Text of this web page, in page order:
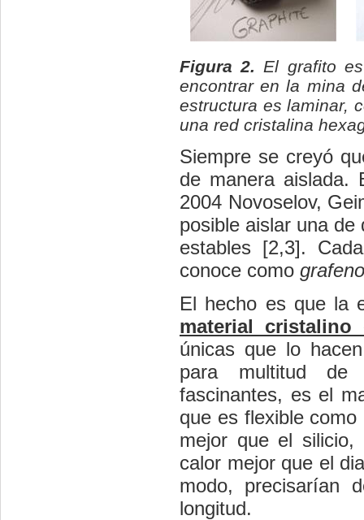
Figura 2. El grafito
encontrar en la mina
estructura es laminar,
una red cristalina
Siempre se creyó
de manera aislada.
2004 Novoselov,
posible aislar una
estables [2,3].
conoce como grafeno
El hecho es que la
material
únicas que lo
para multitud de
fascinantes, es el
que es flexible
mejor que el
calor mejor que el
modo, precisarían
longitud.